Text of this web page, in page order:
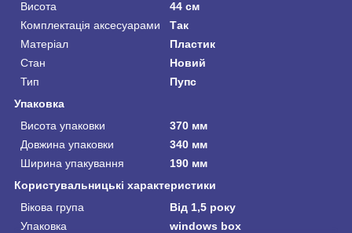
Висота
44 см
Комплектація аксесуарами
Так
Матеріал
Пластик
Стан
Новий
Тип
Пупс
Упаковка
Висота упаковки
370 мм
Довжина упаковки
340 мм
Ширина упакування
190 мм
Користувальницькі характеристики
Вікова група
Від 1,5 року
Упаковка
windows box